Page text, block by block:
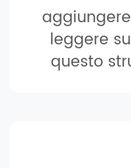
leggere
questo